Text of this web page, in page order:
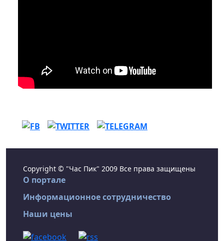
Copyright © "Час Пик" 2009 Все права защищены
О портале
Информационное сотрудничество
Наши цены